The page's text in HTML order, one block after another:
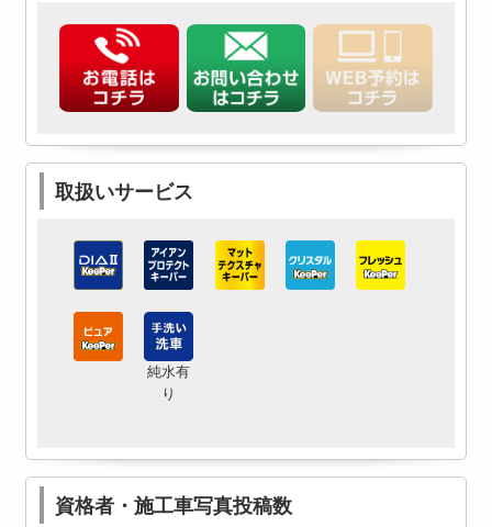
取扱いサービス
純水有
り
資格者・施工車写真投稿数